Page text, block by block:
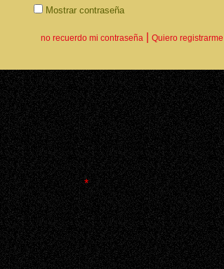
Mostrar contraseña
no recuerdo mi contraseña Quiero registrarme
*